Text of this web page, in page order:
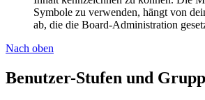
Symbole zu verwenden, hängt von
ab, die die Board-Administration
Nach oben
Benutzer-Stufen und